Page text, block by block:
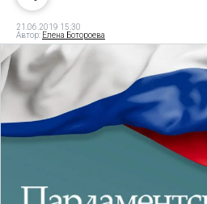
21.06.2019 15:30
Автор: Елена Ботороева